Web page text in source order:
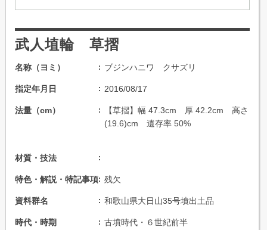
武人埴輪 草摺
名称（ヨミ） ブジンハニワ クサズリ
指定年月日 2016/08/17
法量（cm）
【草摺】幅 47.3cm 厚 42.2cm 高さ
(19.6)cm 遺存率 50%
材質・技法
特色・解説・特記事項 残欠
資料群名 和歌山県大日山35号墳出土品
時代・時期 古墳時代・６世紀前半